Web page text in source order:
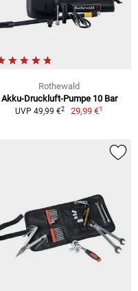
Rothewald
Akku-Druckluft-Pumpe 10 Bar
UVP 49,99 €2 29,99 €1